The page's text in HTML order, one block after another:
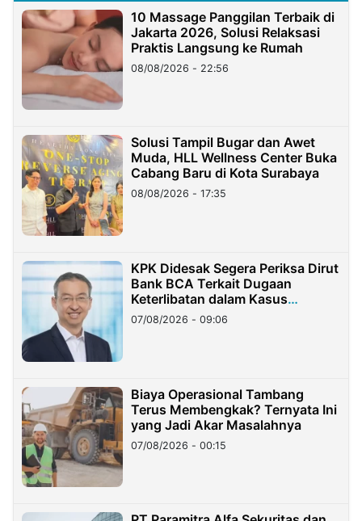
10 Massage Panggilan Terbaik di
Jakarta 2026, Solusi Relaksasi
Praktis Langsung ke Rumah
08/08/2026 - 22:56
Solusi Tampil Bugar dan Awet
Muda, HLL Wellness Center Buka
Cabang Baru di Kota Surabaya
08/08/2026 - 17:35
KPK Didesak Segera Periksa Dirut
Bank BCA Terkait Dugaan
Keterlibatan dalam Kasus
Hilangnya Dana Nasabah Rp2,58
Miliar
07/08/2026 - 09:06
Biaya Operasional Tambang
Terus Membengkak? Ternyata Ini
yang Jadi Akar Masalahnya
07/08/2026 - 00:15